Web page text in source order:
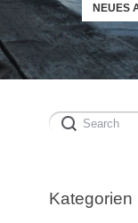
NEUES
Kategorien